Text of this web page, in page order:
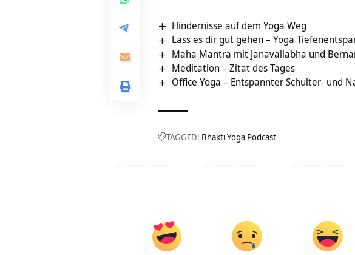
Hindernisse auf dem Yoga Weg
Lass es dir gut gehen – Yoga
Maha Mantra mit Janavallabha und
Meditation – Zitat des Tages
Office Yoga – Entspannter Schulter- und
TAGGED: Bhakti Yoga Podcast